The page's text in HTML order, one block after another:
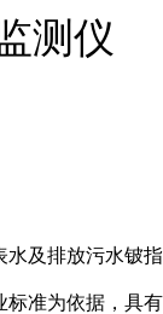
测仪
水及排放污水铍指
标准为依据，具有